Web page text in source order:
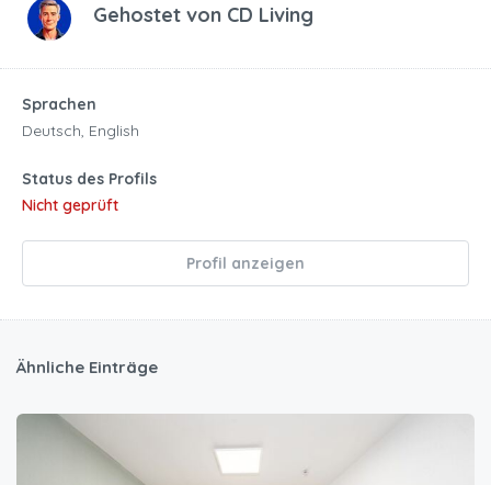
Gehostet von CD Living
Sprachen
Deutsch, English
Status des Profils
Nicht geprüft
Profil anzeigen
Ähnliche Einträge